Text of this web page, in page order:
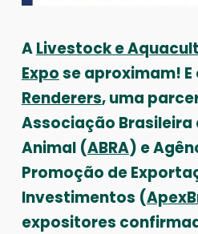
ALivestock e
Expose aproximam! E
Renderers, uma
Associação Brasileira
Animal (ABRA) e
Promoção de
Investimentos (
expositores